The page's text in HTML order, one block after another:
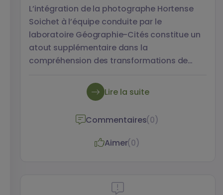
L’intégration de la photographe Hortense
Soichet à l’équipe conduite par le
laboratoire Géographie-Cités constitue un
atout supplémentaire dans la
compréhension des transformations de
vente de logements sociaux, mais
également dans la valorisation des
résultats de la recherche auprès d’un public
Lire la suite
Commentaires(0)
Aimer(0)